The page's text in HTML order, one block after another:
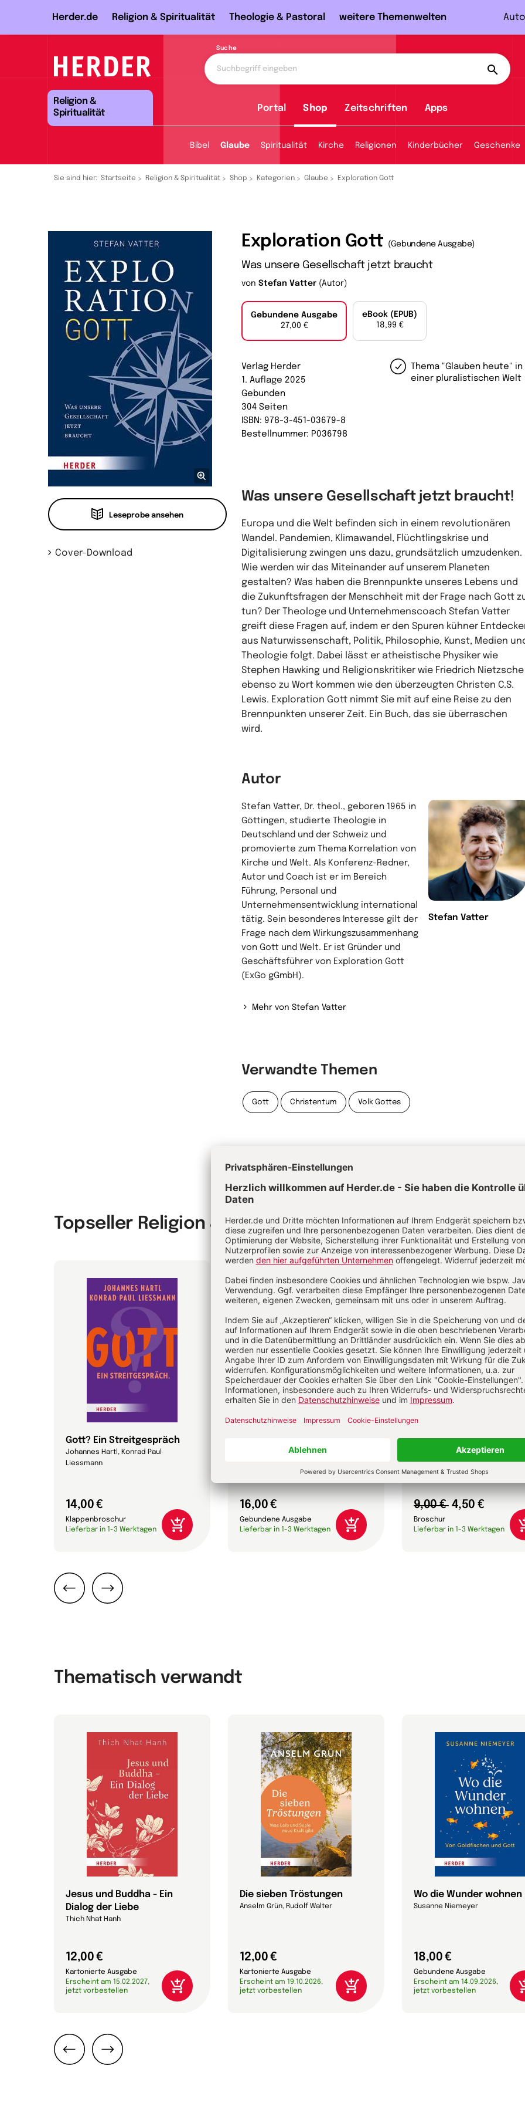
Herder.de Religion & Spiritualität Theologie & Pastoral weitere Themenwelten
Suche
Religion &
Spiritualität
Portal Shop Zeitschriften Apps
Bibel Glaube Spiritualität Kirche Religionen Kinderbücher Geschenke
Sie sind hier: Startseite Religion & Spiritualität Shop Kategorien Glaube Exploration Gott
Leseprobe ansehen
Cover-Download
Exploration Gott (Gebundene Ausgabe)
Was unsere Gesellschaft jetzt braucht
von Stefan Vatter (Autor)
Gebundene Ausgabe
27,00 €
eBook (EPUB)
18,99 €
Thema "Glauben heute" in
einer pluralistischen Welt
Verlag Herder
1. Auflage 2025
Gebunden
304 Seiten
ISBN: 978-3-451-03679-8
Bestellnummer: P036798
Was unsere Gesellschaft jetzt braucht!
Europa und die Welt befinden sich in einem revolutionären
Wandel. Pandemien, Klimawandel, Flüchtlingskrise und
Digitalisierung zwingen uns dazu, grundsätzlich umzudenken.
Wie werden wir das Miteinander auf unserem Planeten
gestalten? Was haben die Brennpunkte unseres Lebens und
die Zukunftsfragen der Menschheit mit der Frage nach Gott
tun? Der Theologe und Unternehmenscoach Stefan Vatter
greift diese Fragen auf, indem er den Spuren kühner
aus Naturwissenschaft, Politik, Philosophie, Kunst, Medien
Theologie folgt. Dabei lässt er atheistische Physiker wie
Stephen Hawking und Religionskritiker wie Friedrich Nietzsche
ebenso zu Wort kommen wie den überzeugten Christen C.S.
Lewis. Exploration Gott nimmt Sie mit auf eine Reise zu den
Brennpunkten unserer Zeit. Ein Buch, das sie überraschen
wird.
Autor
Stefan Vatter
Stefan Vatter, Dr. theol., geboren 1965 in
Göttingen, studierte Theologie in
Deutschland und der Schweiz und
promovierte zum Thema Korrelation von
Kirche und Welt. Als Konferenz-Redner,
Autor und Coach ist er im Bereich
Führung, Personal und
Unternehmensentwicklung international
tätig. Sein besonderes Interesse gilt der
Frage nach dem Wirkungszusammenhang
von Gott und Welt. Er ist Gründer und
Geschäftsführer von Exploration Gott
(ExGo gGmbH).
Mehr von Stefan Vatter
Verwandte Themen
Gott Christentum Volk Gottes
Topseller Religion & Spiritualität
Gott? Ein Streitgespräch
Johannes Hartl, Konrad Paul
Liessmann
14,00 €
Klappenbroschur
Lieferbar in 1-3 Werktagen
16,00 €
Gebundene Ausgabe
Lieferbar in 1-3 Werktagen
Älterwerden – wie geht
Anselm Grün, Gabriela Herpell,
Sebastian Herrmann u.a.
9,00 € 4,50 €
Broschur
Lieferbar in 1-3 Werktagen
Thematisch verwandt
Jesus und Buddha - Ein
Dialog der Liebe
Thich Nhat Hanh
12,00 €
Kartonierte Ausgabe
Erscheint am 15.02.2027,
jetzt vorbestellen
Die sieben Tröstungen
Anselm Grün, Rudolf Walter
12,00 €
Kartonierte Ausgabe
Erscheint am 19.10.2026,
jetzt vorbestellen
Wo die Wunder wohnen
Susanne Niemeyer
18,00 €
Gebundene Ausgabe
Erscheint am 14.09.2026,
jetzt vorbestellen